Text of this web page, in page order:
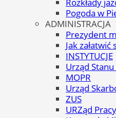
Pogoda w
ADMINISTRACJA
Prezydent
Jak
INSTYTUCJE
Urząd
MOPR
Urząd
ZUS
URZąd Pracy